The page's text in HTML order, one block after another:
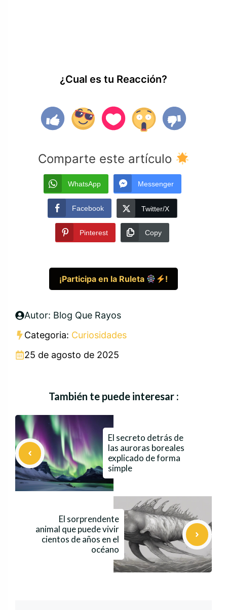
¿Cual es tu Reacción?
Comparte este artículo
WhatsApp Messenger
Facebook Twitter/X
Pinterest Copy
¡Participa en la Ruleta !
Autor: Blog Que Rayos
Categoria: Curiosidades
25 de agosto de 2025
También te puede interesar :
El secreto detrás de
las auroras boreales
explicado de forma
simple
El sorprendente
animal que puede vivir
cientos de años en el
océano